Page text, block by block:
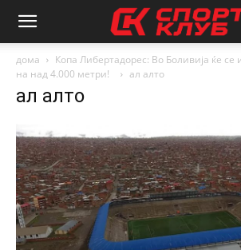
дома
Копа Либертадорес: Во Боливија ќе се
на над 4.000 метри!
ал алто
ал алто